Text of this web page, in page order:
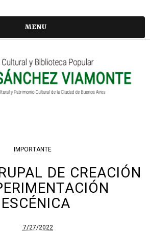
MENU
IMPORTANTE
DE CREACIÓN
ESCÉNICA
7/27/2022